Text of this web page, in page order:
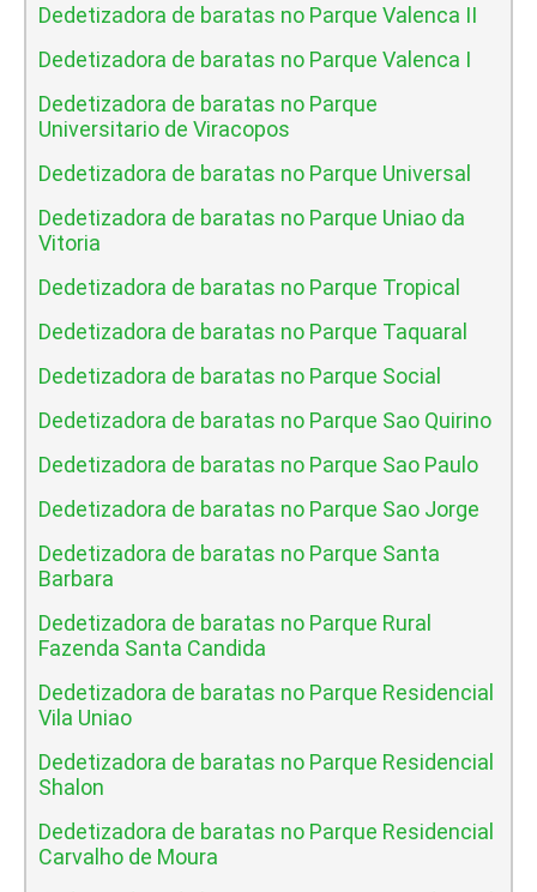
Dedetizadora de baratas no Parque Valenca II
Dedetizadora de baratas no Parque Valenca I
Dedetizadora de baratas no Parque
Universitario de Viracopos
Dedetizadora de baratas no Parque Universal
Dedetizadora de baratas no Parque Uniao da
Vitoria
Dedetizadora de baratas no Parque Tropical
Dedetizadora de baratas no Parque Taquaral
Dedetizadora de baratas no Parque Social
Dedetizadora de baratas no Parque Sao Quirino
Dedetizadora de baratas no Parque Sao Paulo
Dedetizadora de baratas no Parque Sao Jorge
Dedetizadora de baratas no Parque Santa
Barbara
Dedetizadora de baratas no Parque Rural
Fazenda Santa Candida
Dedetizadora de baratas no Parque Residencial
Vila Uniao
Dedetizadora de baratas no Parque Residencial
Shalon
Dedetizadora de baratas no Parque Residencial
Carvalho de Moura